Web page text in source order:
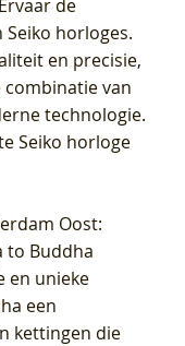
de
horloges.
en precisie,
combinatie van
technologie.
Seiko horloge
Oost:
to Buddha
en unieke
een
kettingen die